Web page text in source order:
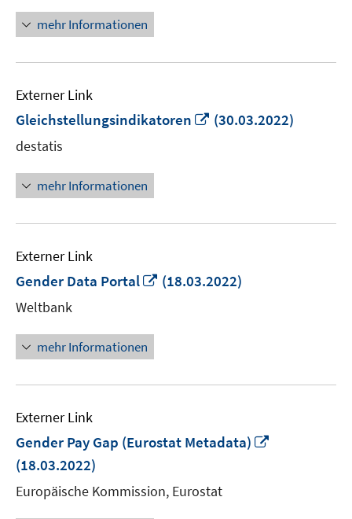
mehr Informationen
Externer Link
Gleichstellungsindikatoren
In
(30.03.2022)
destatis
mehr Informationen
Externer Link
Gender Data Portal
In
(18.03.2022)
Weltbank
mehr Informationen
Externer Link
Gender Pay Gap (Eurostat Metadata)
(18.03.2022)
Europäische Kommission, Eurostat